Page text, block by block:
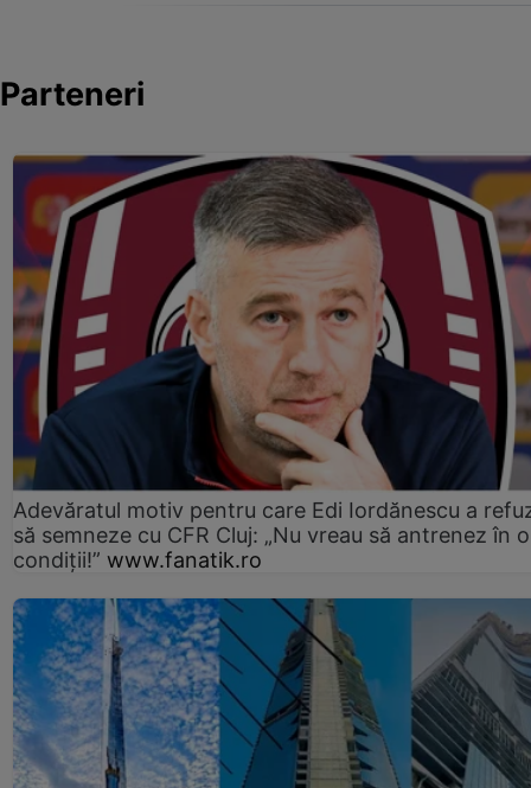
Parteneri
Adevăratul motiv pentru care Edi Iordănescu a
să semneze cu CFR Cluj: „Nu vreau să antrenez în
condiții!” www.fanatik.ro